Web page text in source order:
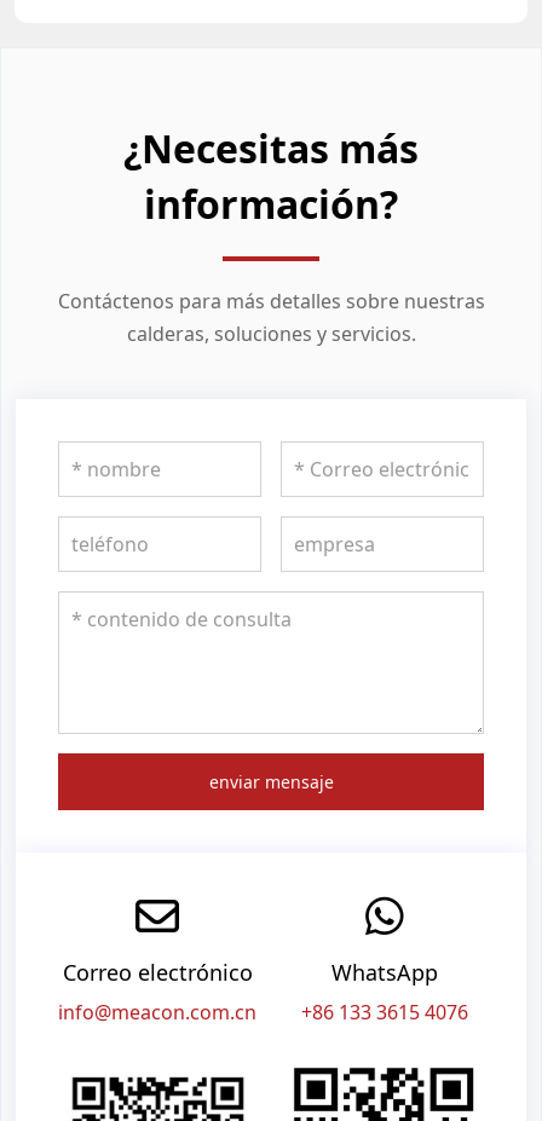
¿Necesitas más
información?
Contáctenos para más detalles sobre nuestras
calderas, soluciones y servicios.
enviar mensaje
Correo electrónico
info@meacon.com.cn
WhatsApp
+86 133 3615 4076